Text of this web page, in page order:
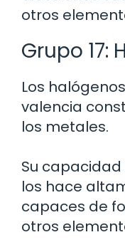
otros
Grupo 17:
Los
valencia
los metales.
Su
los hace
capaces de
otros